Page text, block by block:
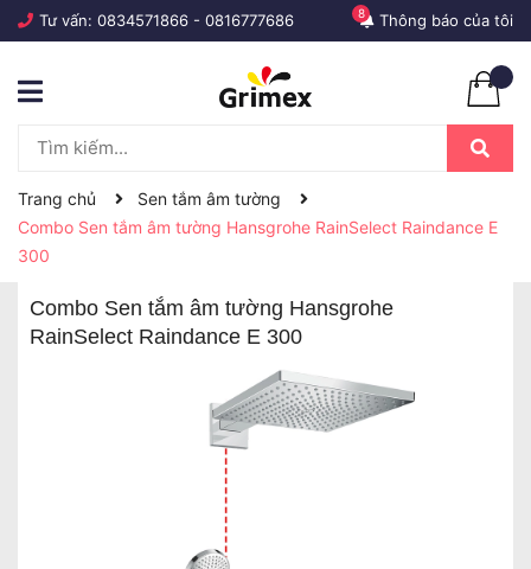
Tư vấn: 0834571866 - 0816777686 Thông báo của tôi
8
Trang chủ
Sen tắm âm tường
Combo Sen tắm âm tường Hansgrohe RainSelect Raindance E
300
Combo Sen tắm âm tường Hansgrohe
RainSelect Raindance E 300